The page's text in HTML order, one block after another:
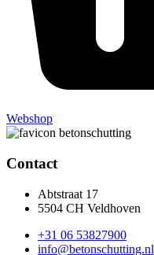
Webshop
Contact
Abtstraat 17
5504 CH Veldhoven
+31 06 53827900
info@betonschutting.nl